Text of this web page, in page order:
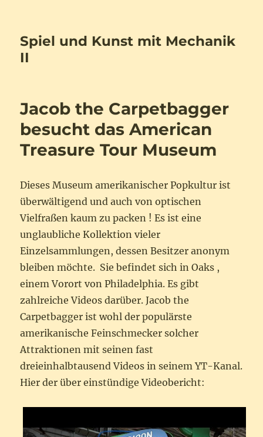
Spiel und Kunst mit Mechanik
II
Jacob the Carpetbagger
besucht das American
Treasure Tour Museum
Dieses Museum amerikanischer Popkultur ist
überwältigend und auch von optischen
Vielfraßen kaum zu packen ! Es ist eine
unglaubliche Kollektion vieler
Einzelsammlungen, dessen Besitzer anonym
bleiben möchte. Sie befindet sich in Oaks ,
einem Vorort von Philadelphia. Es gibt
zahlreiche Videos darüber. Jacob the
Carpetbagger ist wohl der populärste
amerikanische Feinschmecker solcher
Attraktionen mit seinen fast
dreieinhalbtausend Videos in seinem YT-Kanal.
Hier der über einstündige Videobericht: